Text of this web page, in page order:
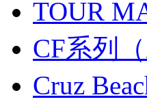
TOUR
CF系列
Cruz